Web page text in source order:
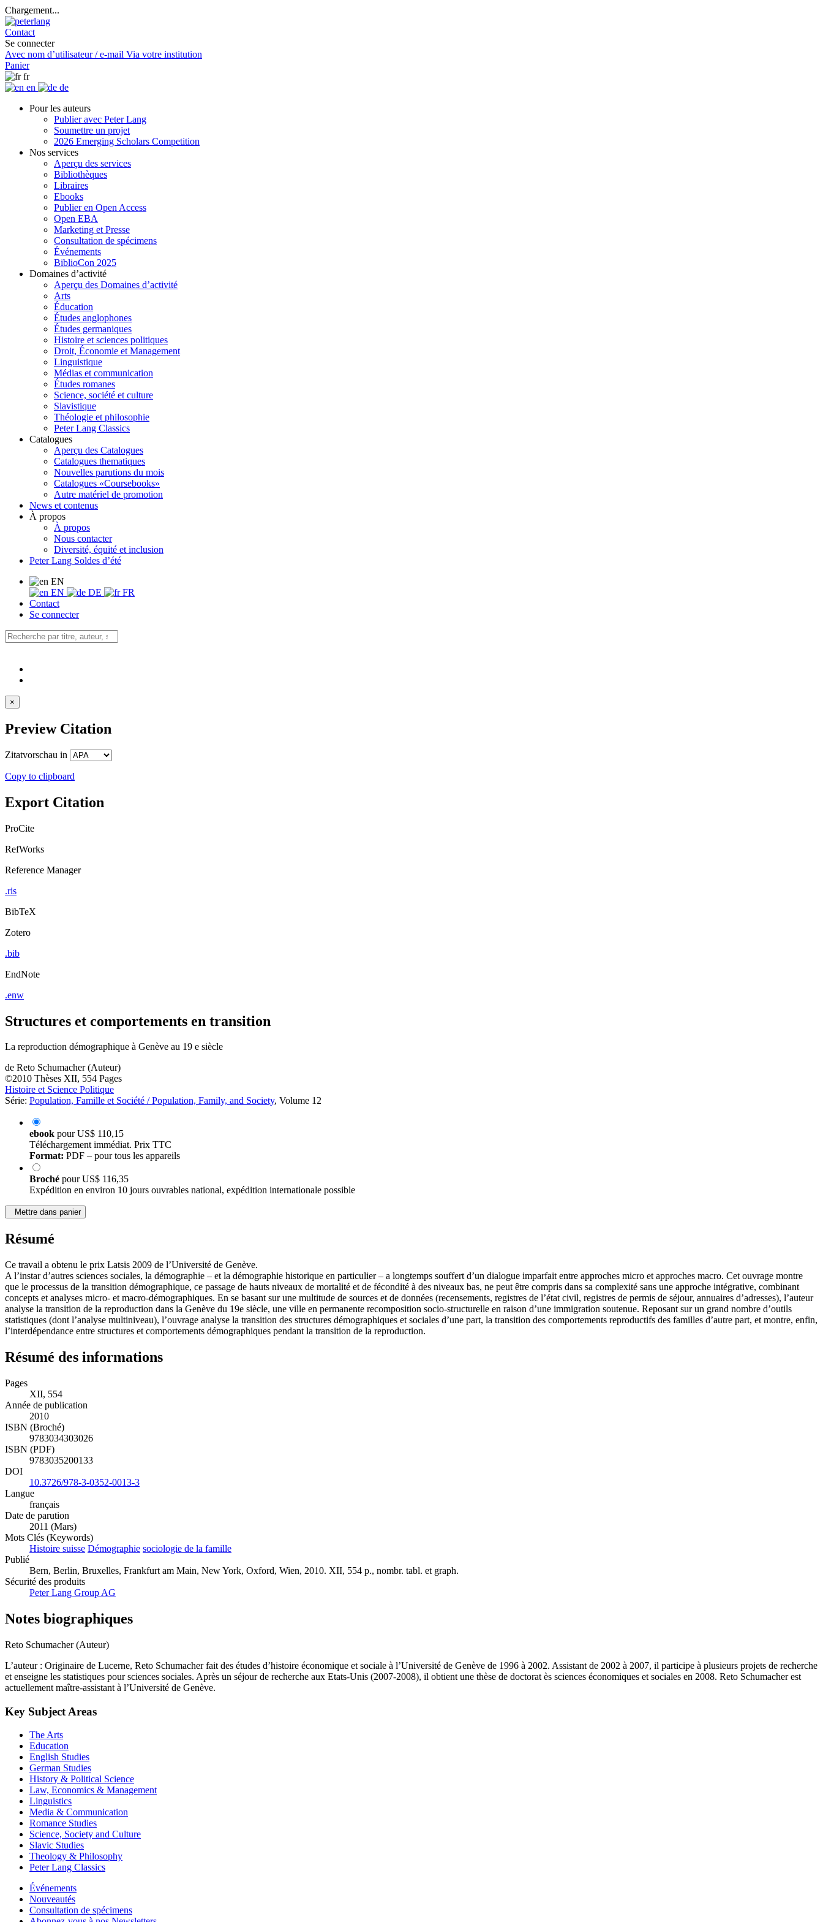
Chargement...
Contact
Se connecter
Avec nom d’utilisateur / e-mail Via votre institution
Panier
fr
en
de
Pour les auteurs
Publier avec Peter Lang
Soumettre un projet
2026 Emerging Scholars Competition
Nos services
Aperçu des services
Bibliothèques
Libraires
Ebooks
Publier en Open Access
Open EBA
Marketing et Presse
Consultation de spécimens
Événements
BiblioCon 2025
Domaines d’activité
Aperçu des Domaines d’activité
Arts
Éducation
Études anglophones
Études germaniques
Histoire et sciences politiques
Droit, Économie et Management
Linguistique
Médias et communication
Études romanes
Science, société et culture
Slavistique
Théologie et philosophie
Peter Lang Classics
Catalogues
Aperçu des Catalogues
Catalogues thematiques
Nouvelles parutions du mois
Catalogues «Coursebooks»
Autre matériel de promotion
News et contenus
À propos
À propos
Nous contacter
Diversité, équité et inclusion
Peter Lang Soldes d’été
EN
EN
DE
FR
Contact
Se connecter
×
Preview Citation
Zitatvorschau in
Copy to clipboard
Export Citation
ProCite
RefWorks
Reference Manager
.ris
BibTeX
Zotero
.bib
EndNote
.enw
Structures et comportements en transition
La reproduction démographique à Genève au 19 e siècle
de Reto Schumacher (Auteur)
©2010 Thèses XII, 554 Pages
Histoire et Science Politique
Série: Population, Famille et Société / Population, Family, and Society, Volume 12
ebook pourUS$ 110,15
Téléchargement immédiat. Prix TTC
Format: PDF – pour tous les appareils
Broché pourUS$ 116,35
Expédition en environ 10 jours ouvrables national, expédition internationale possible
Mettre dans panier
Résumé
Ce travail a obtenu le prix Latsis 2009 de l’Université de Genève.
A l’instar d’autres sciences sociales, la démographie – et la démographie historique en particulier – a longtemps souffert d’un dialogue imparfait entre approches micro et approches macro. Cet ouvrage montre
que le processus de la transition démographique, ce passage de hauts niveaux de mortalité et de fécondité à des niveaux bas, ne peut être compris dans sa complexité sans une approche intégrative, combinant
concepts et analyses micro- et macro-démographiques. En se basant sur une multitude de sources et de données (recensements, registres de l’état civil, registres de permis de séjour, annuaires d’adresses), l’auteur
analyse la transition de la reproduction dans la Genève du 19e siècle, une ville en permanente recomposition socio-structurelle en raison d’une immigration soutenue. Reposant sur un grand nombre d’outils
statistiques (dont l’analyse multiniveau), l’ouvrage analyse la transition des structures démographiques et sociales d’une part, la transition des comportements reproductifs des familles d’autre part, et montre, enfin,
l’interdépendance entre structures et comportements démographiques pendant la transition de la reproduction.
Résumé des informations
Pages
XII, 554
Année de publication
2010
ISBN (Broché)
9783034303026
ISBN (PDF)
9783035200133
DOI
10.3726/978-3-0352-0013-3
Langue
français
Date de parution
2011 (Mars)
Mots Clés (Keywords)
Histoire suisse Démographie sociologie de la famille
Publié
Bern, Berlin, Bruxelles, Frankfurt am Main, New York, Oxford, Wien, 2010. XII, 554 p., nombr. tabl. et graph.
Sécurité des produits
Peter Lang Group AG
Notes biographiques
Reto Schumacher (Auteur)
L’auteur : Originaire de Lucerne, Reto Schumacher fait des études d’histoire économique et sociale à l’Université de Genève de 1996 à 2002. Assistant de 2002 à 2007, il participe à plusieurs projets de recherche
et enseigne les statistiques pour sciences sociales. Après un séjour de recherche aux Etats-Unis (2007-2008), il obtient une thèse de doctorat ès sciences économiques et sociales en 2008. Reto Schumacher est
actuellement maître-assistant à l’Université de Genève.
Key Subject Areas
The Arts
Education
English Studies
German Studies
History & Political Science
Law, Economics & Management
Linguistics
Media & Communication
Romance Studies
Science, Society and Culture
Slavic Studies
Theology & Philosophy
Peter Lang Classics
Événements
Nouveautés
Consultation de spécimens